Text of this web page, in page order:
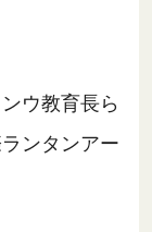
ウ教育長ら
ンタンアー